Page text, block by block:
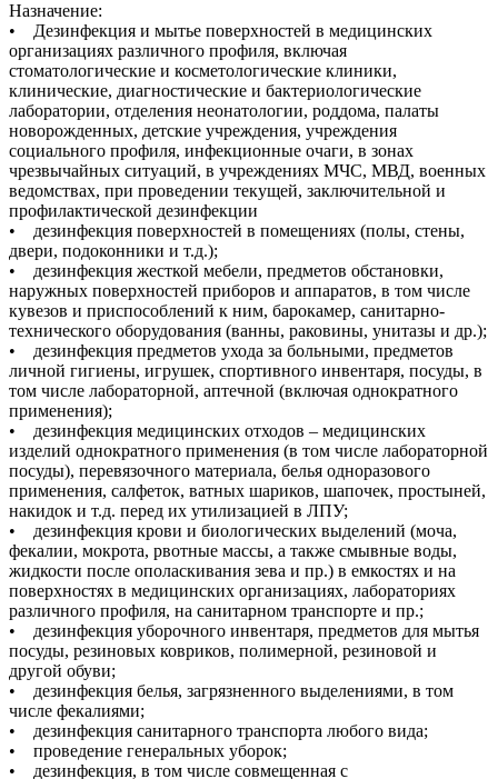
Назначение:
• Дезинфекция и мытье поверхностей в медицинских
организациях различного профиля, включая
стоматологические и косметологические клиники,
клинические, диагностические и бактериологические
лаборатории, отделения неонатологии, роддома, палаты
новорожденных, детские учреждения, учреждения
социального профиля, инфекционные очаги, в зонах
чрезвычайных ситуаций, в учреждениях МЧС, МВД, военных
ведомствах, при проведении текущей, заключительной и
профилактической дезинфекции
• дезинфекция поверхностей в помещениях (полы, стены,
двери, подоконники и т.д.);
• дезинфекция жесткой мебели, предметов обстановки,
наружных поверхностей приборов и аппаратов, в том числе
кувезов и приспособлений к ним, барокамер, санитарно-
технического оборудования (ванны, раковины, унитазы и др.);
• дезинфекция предметов ухода за больными, предметов
личной гигиены, игрушек, спортивного инвентаря, посуды, в
том числе лабораторной, аптечной (включая однократного
применения);
• дезинфекция медицинских отходов – медицинских
изделий однократного применения (в том числе лабораторной
посуды), перевязочного материала, белья одноразового
применения, салфеток, ватных шариков, шапочек, простыней,
накидок и т.д. перед их утилизацией в ЛПУ;
• дезинфекция крови и биологических выделений (моча,
фекалии, мокрота, рвотные массы, а также смывные воды,
жидкости после ополаскивания зева и пр.) в емкостях и на
поверхностях в медицинских организациях, лабораториях
различного профиля, на санитарном транспорте и пр.;
• дезинфекция уборочного инвентаря, предметов для мытья
посуды, резиновых ковриков, полимерной, резиновой и
другой обуви;
• дезинфекция белья, загрязненного выделениями, в том
числе фекалиями;
• дезинфекция санитарного транспорта любого вида;
• проведение генеральных уборок;
• дезинфекция, в том числе совмещенная с